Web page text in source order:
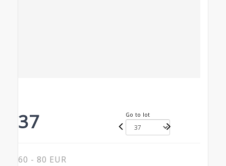
37 Go to lot
60 - 80 EUR